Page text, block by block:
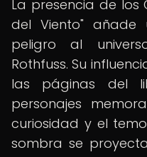
La presencia de los
del Viento"
peligro al
Rothfuss. Su
las páginas del
personajes
curiosidad y el
sombra se